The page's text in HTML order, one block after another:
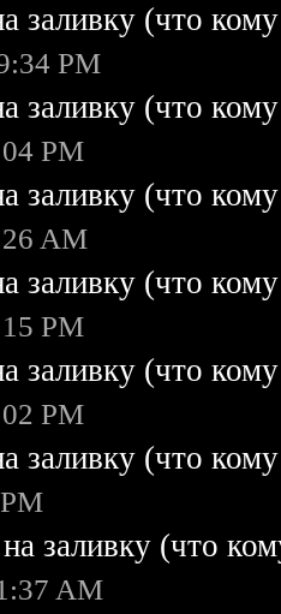
заливку (что
PM
заливку (что
PM
заливку (что
AM
заливку (что
PM
заливку (что
PM
заливку (что
заливку (что
AM